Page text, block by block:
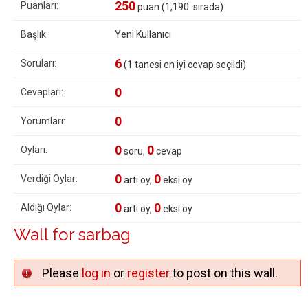
Puanları: 250puan (1,190 . sırada)
Başlık: Yeni Kullanıcı
Soruları: 6(1 tanesi en iyi cevap seçildi)
Cevapları: 0
Yorumları: 0
Oyları: 0soru, 0cevap
Verdiği Oylar: 0artı oy, 0eksi oy
Aldığı Oylar: 0artı oy, 0eksi oy
Wall for sarbag
Please log in or registerto post on this wall.